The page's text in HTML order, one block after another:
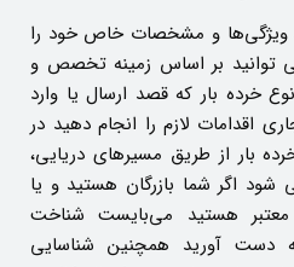
ویژگی‌ها و مشخصات خاص خود را
توانید بر اساس زمینه تخصص و
بار که قصد ارسال یا وارد
اقدامات لازم را انجام دهید در
بار از طریق مسیرهای دریایی،
شود اگر شما بازرگان هستید و یا
هستید می‌بایست شناخت
دست آورید همچنین شناسایی